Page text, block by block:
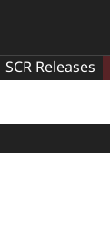
SCR Releases